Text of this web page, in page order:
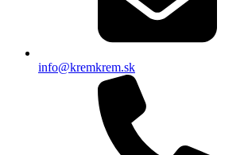
info@kremkrem.sk